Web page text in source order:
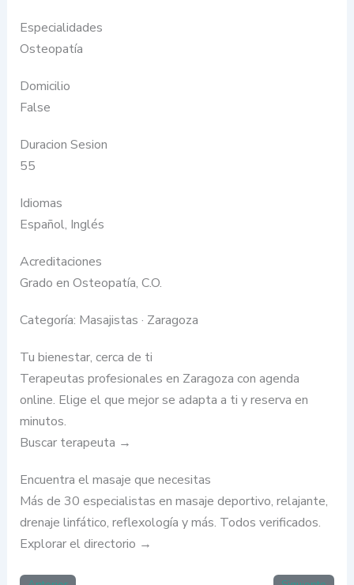
Especialidades
Osteopatía
Domicilio
False
Duracion Sesion
55
Idiomas
Español, Inglés
Acreditaciones
Grado en Osteopatía, C.O.
Categoría: Masajistas · Zaragoza
Tu bienestar, cerca de ti
Terapeutas profesionales en Zaragoza con agenda
online. Elige el que mejor se adapta a ti y reserva en
minutos.
Buscar terapeuta →
Encuentra el masaje que necesitas
Más de 30 especialistas en masaje deportivo, relajante,
drenaje linfático, reflexología y más. Todos verificados.
Explorar el directorio →